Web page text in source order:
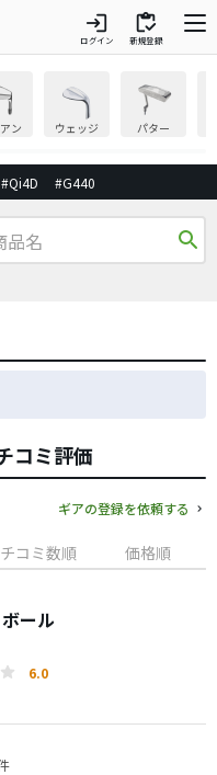
login
ログイン
inventory
新規登録
ン ウェッジ パター
#Qi4D #G440
search
コミ評価
ギアの登録を依頼する
コミ数順 価格順
ール
6.0